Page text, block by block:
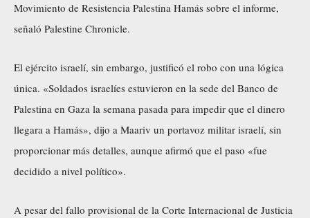
Movimiento de Resistencia Palestina Hamás sobre el informe,
señaló Palestine Chronicle.
El ejército israelí, sin embargo, justificó el robo con una lógica
única. «Soldados israelíes estuvieron en la sede del Banco de
Palestina en Gaza la semana pasada para impedir que el dinero
llegara a Hamás», dijo a Maariv un portavoz militar israelí, sin
proporcionar más detalles, aunque afirmó que el paso «fue
decidido a nivel político».
A pesar del fallo provisional de la Corte Internacional de Justicia